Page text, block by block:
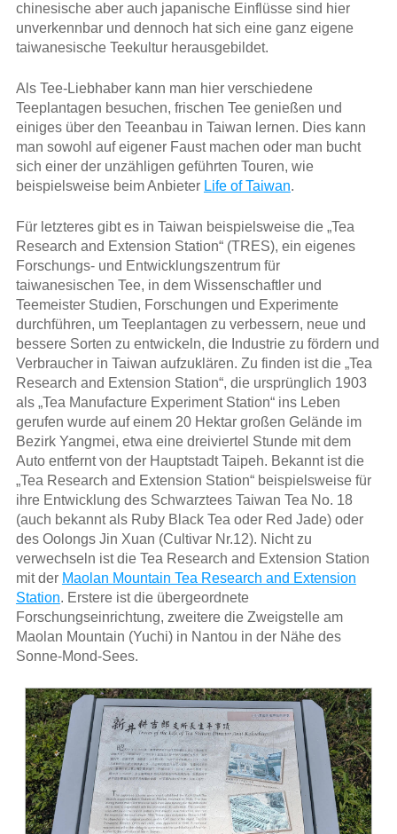
chinesische aber auch japanische Einflüsse sind hier
unverkennbar und dennoch hat sich eine ganz eigene
taiwanesische Teekultur herausgebildet.
Als Tee-Liebhaber kann man hier verschiedene
Teeplantagen besuchen, frischen Tee genießen und
einiges über den Teeanbau in Taiwan lernen. Dies kann
man sowohl auf eigener Faust machen oder man bucht
sich einer der unzähligen geführten Touren, wie
beispielsweise beim Anbieter Life of Taiwan.
Für letzteres gibt es in Taiwan beispielsweise die „Tea
Research and Extension Station“ (TRES), ein eigenes
Forschungs- und Entwicklungszentrum für
taiwanesischen Tee, in dem Wissenschaftler und
Teemeister Studien, Forschungen und Experimente
durchführen, um Teeplantagen zu verbessern, neue und
bessere Sorten zu entwickeln, die Industrie zu fördern und
Verbraucher in Taiwan aufzuklären. Zu finden ist die „Tea
Research and Extension Station“, die ursprünglich 1903
als „Tea Manufacture Experiment Station“ ins Leben
gerufen wurde auf einem 20 Hektar großen Gelände im
Bezirk Yangmei, etwa eine dreiviertel Stunde mit dem
Auto entfernt von der Hauptstadt Taipeh. Bekannt ist die
„Tea Research and Extension Station“ beispielsweise für
ihre Entwicklung des Schwarztees Taiwan Tea No. 18
(auch bekannt als Ruby Black Tea oder Red Jade) oder
des Oolongs Jin Xuan (Cultivar Nr.12). Nicht zu
verwechseln ist die Tea Research and Extension Station
mit der Maolan Mountain Tea Research and Extension
Station. Erstere ist die übergeordnete
Forschungseinrichtung, zweitere die Zweigstelle am
Maolan Mountain (Yuchi) in Nantou in der Nähe des
Sonne-Mond-Sees.